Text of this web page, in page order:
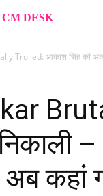
CM DESK
Trolled: आकाश सिंह की
कहां